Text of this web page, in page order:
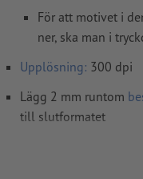
För att motivet i
ner, ska man i
Upplösning: 300 dpi
Lägg 2 mm runtom
till slutformatet